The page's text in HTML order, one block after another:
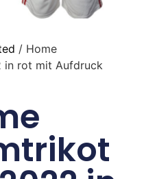
/ Home
in rot mit Aufdruck